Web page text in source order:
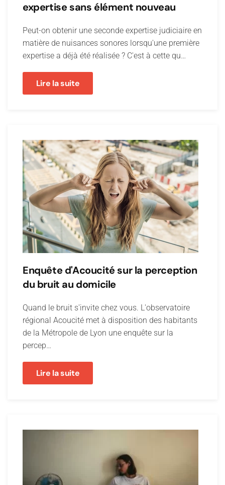
expertise sans élément nouveau
Peut-on obtenir une seconde expertise judiciaire en
matière de nuisances sonores lorsqu'une première
expertise a déjà été réalisée ? C'est à cette qu…
Lire la suite
Enquête d'Acoucité sur la perception
du bruit au domicile
Quand le bruit s'invite chez vous. L'observatoire
régional Acoucité met à disposition des habitants
de la Métropole de Lyon une enquête sur la
percep…
Lire la suite